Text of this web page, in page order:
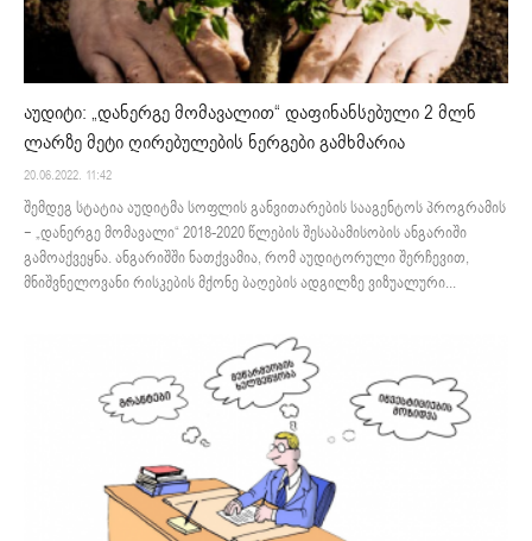
აუდიტი: „დანერგე მომავალით“ დაფინანსებული 2 მლნ
ლარზე მეტი ღირებულების ნერგები გამხმარია
20.06.2022. 11:42
შემდეგ სტატია აუდიტმა სოფლის განვითარების სააგენტოს პროგრამის
− „დანერგე მომავალი“ 2018-2020 წლების შესაბამისობის ანგარიში
გამოაქვეყნა. ანგარიშში ნათქვამია, რომ აუდიტორული შერჩევით,
მნიშვნელოვანი რისკების მქონე ბაღების ადგილზე ვიზუალური...